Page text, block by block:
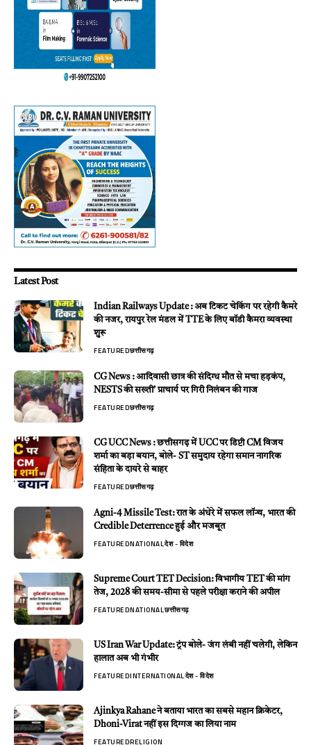
Latest Post
Indian Railways Update : अब टिकट चेकिंग पर रहेगी कैमरे
की नजर, रायपुर रेल मंडल में TTE के लिए बॉडी कैमरा व्यवस्था
शुरू
FEATUREDछत्तीसगढ़
CG News : आदिवासी छात्र की संदिग्ध मौत से मचा हड़कंप,
NESTS की सख्ती’ प्राचार्य पर गिरी निलंबन की गाज
FEATUREDछत्तीसगढ़
CG UCC News : छत्तीसगढ़ में UCC पर डिप्टी CM विजय
शर्मा का बड़ा बयान, बोले- ST समुदाय रहेगा समान नागरिक
संहिता के दायरे से बाहर
FEATUREDछत्तीसगढ़
Agni-4 Missile Test: रात के अंधेरे में सफल लॉन्च, भारत की
Credible Deterrence हुई और मजबूत
FEATUREDNATIONALदेश - विदेश
Supreme Court TET Decision: विभागीय TET की मांग
तेज, 2028 की समय-सीमा से पहले परीक्षा कराने की अपील
FEATUREDNATIONALछत्तीसगढ़
US Iran War Update: ट्रंप बोले- जंग लंबी नहीं चलेगी, लेकिन
हालात अब भी गंभीर
FEATUREDINTERNATIONALदेश - विदेश
Ajinkya Rahane ने बताया भारत का सबसे महान क्रिकेटर,
Dhoni-Virat नहीं इस दिग्गज का लिया नाम
FEATUREDRELIGION